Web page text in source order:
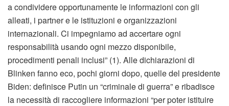
a condividere opportunamente le informazioni con gli
alleati, i partner e le istituzioni e organizzazioni
internazionali. Ci impegniamo ad accertare ogni
responsabilità usando ogni mezzo disponibile,
procedimenti penali inclusi” (1). Alle dichiarazioni di
Blinken fanno eco, pochi giorni dopo, quelle del presidente
Biden: definisce Putin un “criminale di guerra” e ribadisce
la necessità di raccogliere informazioni “per poter istituire